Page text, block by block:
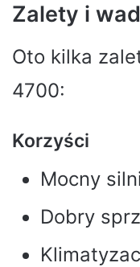
Zalety i
Oto kilka
4700:
Korzyści
Mocny
Dobry